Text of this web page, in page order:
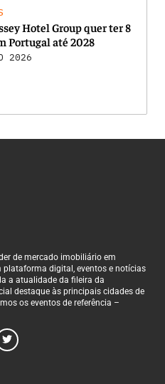
Hotel Group quer ter 8
Portugal até 2028
2026
de mercado imobiliário em
digital, eventos e notícias
a atualidade da fileira da
destaque às principais cidades de
os eventos de referência –